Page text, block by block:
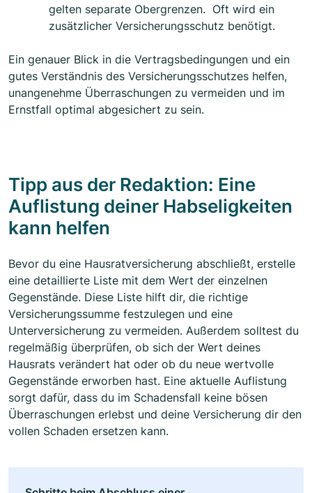
gelten separate Obergrenzen. Oft wird ein
zusätzlicher Versicherungsschutz benötigt.
Ein genauer Blick in die Vertragsbedingungen und ein
gutes Verständnis des Versicherungsschutzes helfen,
unangenehme Überraschungen zu vermeiden und im
Ernstfall optimal abgesichert zu sein.
Tipp aus der Redaktion: Eine
Auflistung deiner Habseligkeiten
kann helfen
Bevor du eine Hausratversicherung abschließt, erstelle
eine detaillierte Liste mit dem Wert der einzelnen
Gegenstände. Diese Liste hilft dir, die richtige
Versicherungssumme festzulegen und eine
Unterversicherung zu vermeiden. Außerdem solltest du
regelmäßig überprüfen, ob sich der Wert deines
Hausrats verändert hat oder ob du neue wertvolle
Gegenstände erworben hast. Eine aktuelle Auflistung
sorgt dafür, dass du im Schadensfall keine bösen
Überraschungen erlebst und deine Versicherung dir den
vollen Schaden ersetzen kann.